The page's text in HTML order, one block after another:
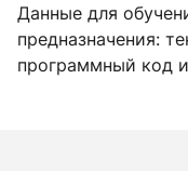
Данные для
предназначения:
программный код